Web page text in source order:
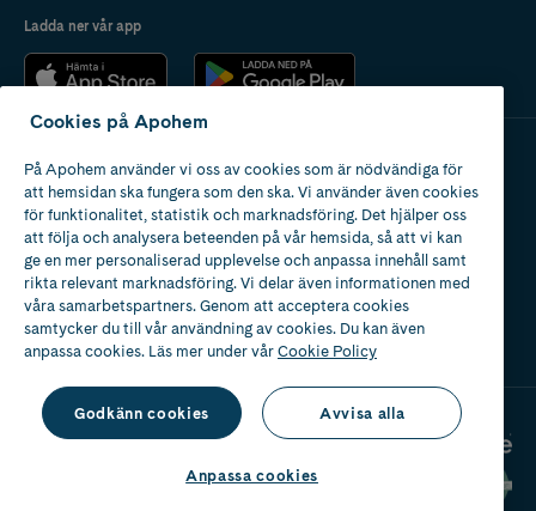
Ladda ner vår app
Apotek med tillstånd
av Läkemedelsverket
2024
Cookies på Apohem
På Apohem använder vi oss av cookies som är nödvändiga för
att hemsidan ska fungera som den ska. Vi använder även cookies
för funktionalitet, statistik och marknadsföring. Det hjälper oss
att följa och analysera beteenden på vår hemsida, så att vi kan
ge en mer personaliserad upplevelse och anpassa innehåll samt
rikta relevant marknadsföring. Vi delar även informationen med
våra samarbetspartners. Genom att acceptera cookies
samtycker du till vår användning av cookies. Du kan även
anpassa cookies. Läs mer under vårCookie Policy
Godkänn cookies Avvisa alla
Anpassa cookies